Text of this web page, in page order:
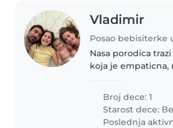
Vladimir
Nasa porodica
koja je empaticna,
nekako na note.
Broj dece: 1
Starost dece:
Poslednja